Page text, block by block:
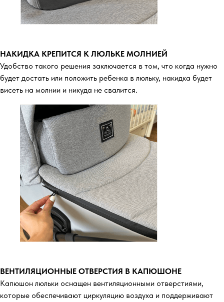
НАКИДКА КРЕПИТСЯ К ЛЮЛЬКЕ МОЛНИЕЙ
Удобство такого решения заключается в том, что когда нужно
будет достать или положить ребенка в люльку, накидка будет
висеть на молнии и никуда не свалится.
ВЕНТИЛЯЦИОННЫЕ ОТВЕРСТИЯ В КАПЮШОНЕ
Капюшон люльки оснащен вентиляционными отверстиями,
которые обеспечивают циркуляцию воздуха и поддерживают